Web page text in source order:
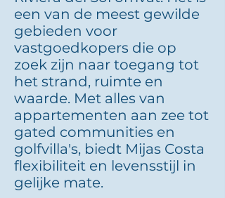
een van de meest gewilde
gebieden voor
vastgoedkopers die op
zoek zijn naar toegang tot
het strand, ruimte en
waarde. Met alles van
appartementen aan zee tot
gated communities en
golfvilla's, biedt Mijas Costa
flexibiliteit en levensstijl in
gelijke mate.